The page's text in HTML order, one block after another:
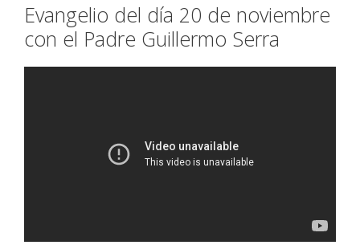
Evangelio del día 20 de noviembre
con el Padre Guillermo Serra